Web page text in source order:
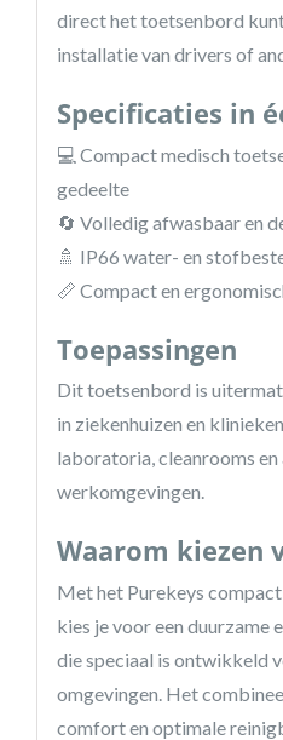
direct het toetsenbord
installatie van drivers of
Specificaties in
💻 Compact medisch
gedeelte
🔄 Volledig afwasbaar en
🚿 IP66 water- en
📏 Compact en
Toepassingen
Dit toetsenbord is
in ziekenhuizen en
laboratoria, cleanrooms en
werkomgevingen.
Waarom kiezen
Met het Purekeys
kies je voor een duurzame
die speciaal is ontwikkeld
omgevingen. Het
comfort en optimale